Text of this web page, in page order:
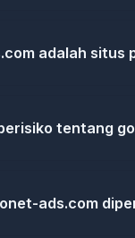
adalah situs
tentang
ads.com